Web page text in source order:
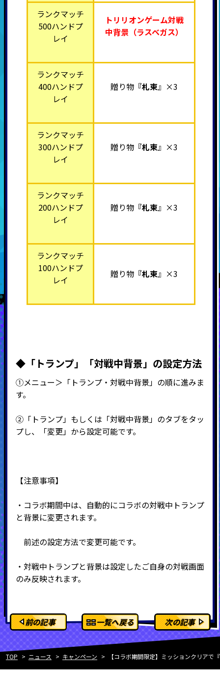
ランクマッチ
500ハンドプ
レイ
トリリオンゲーム対戦
中背景（ラスベガス）
ランクマッチ
400ハンドプ
レイ
贈り物 『札束』×3
ランクマッチ
300ハンドプ
レイ
贈り物 『札束』×3
ランクマッチ
200ハンドプ
レイ
贈り物 『札束』×3
ランクマッチ
100ハンドプ
レイ
贈り物 『札束』×3
◆「トランプ」「対戦中背景」の設定方法
①メニュー＞「トランプ・対戦中背景」の順に進みま
す。
②「トランプ」もしくは「対戦中背景」のタブをタッ
プし、「変更」から設定可能です。
【注意事項】
・コラボ期間中は、自動的にコラボの対戦中トランプ
と背景に変更されます。
前述の設定方法で変更可能です。
・対戦中トランプと背景は設定したご自身の対戦画面
のみ反映されます。
前の記事 一覧へ戻る 次の記事
TOP ニュース キャンペーン 【コラボ期間限定】ミッションクリア